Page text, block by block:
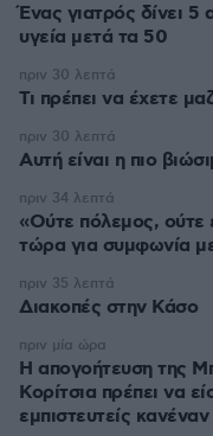
Ένας γιατρός δίνει
υγεία μετά τα 50
Τι πρέπει να έχετε
πριν 30 λεπτά
Αυτή είναι η πιο
πριν 30 λεπτά
«Ούτε πόλεμος, ούτε
τώρα για συμφωνία
πριν 34 λεπτά
Διακοπές στην Κάσο
πριν 35 λεπτά
Η απογοήτευση της
Κορίτσια πρέπει να
εμπιστευτείς κανέναν
πριν μία ώρα